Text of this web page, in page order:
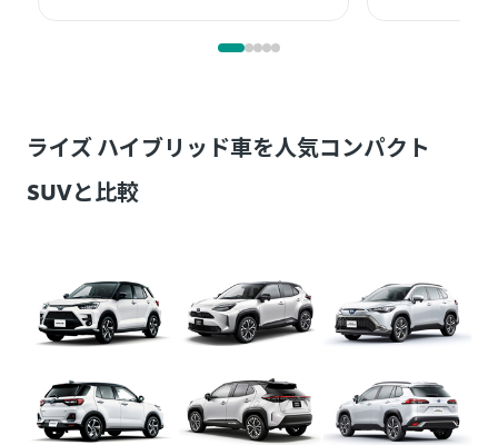
ライズ ハイブリッド車を人気コンパクト
SUVと比較